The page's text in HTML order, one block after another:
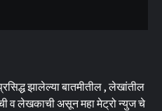
झालेल्या बातमीतील , लेखांतील
व लेखकाची असून महा मेट्रो न्युज चे